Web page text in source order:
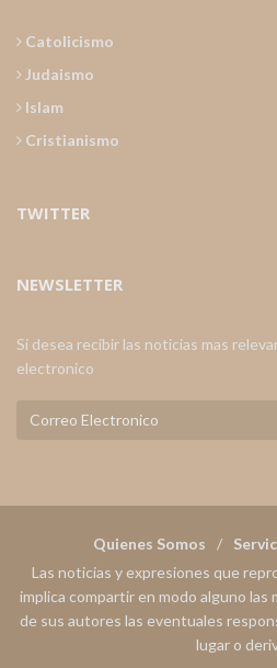
Catolicismo
Judaismo
Islam
Cristianismo
TWITTER
NEWSLETTER
Si desea recibir las noticias mas
electronico
Quienes Somos
Las noticias y expresiones que
implica compartir en modo alguno las
de sus autores las eventuales
lugar o